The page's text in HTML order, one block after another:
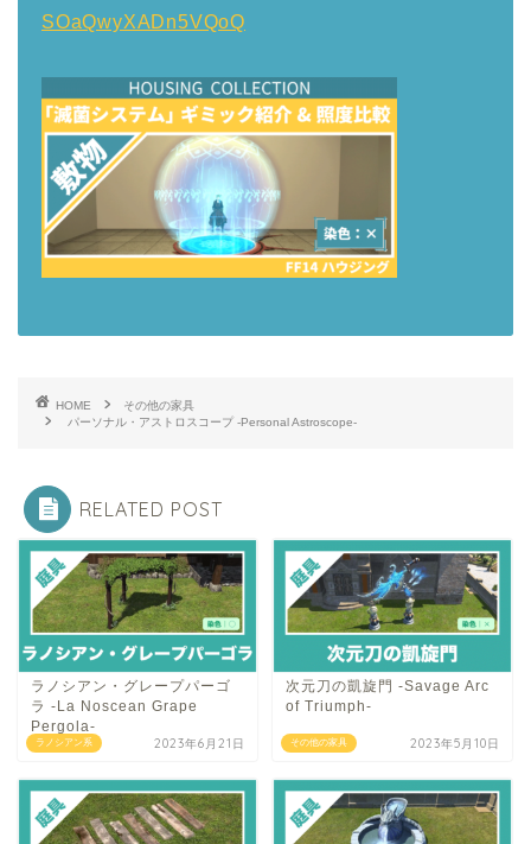
SOaQwyXADn5VQoQ
HOME
その他の家具
パーソナル・アストロスコープ -Personal Astroscope-
RELATED POST
ラノシアン系
ラノシアン・グレープパーゴ
ラ -La Noscean Grape
Pergola-
2023年6月21日 その他の家具
次元刀の凱旋門 -Savage Arc
of Triumph-
2023年5月10日